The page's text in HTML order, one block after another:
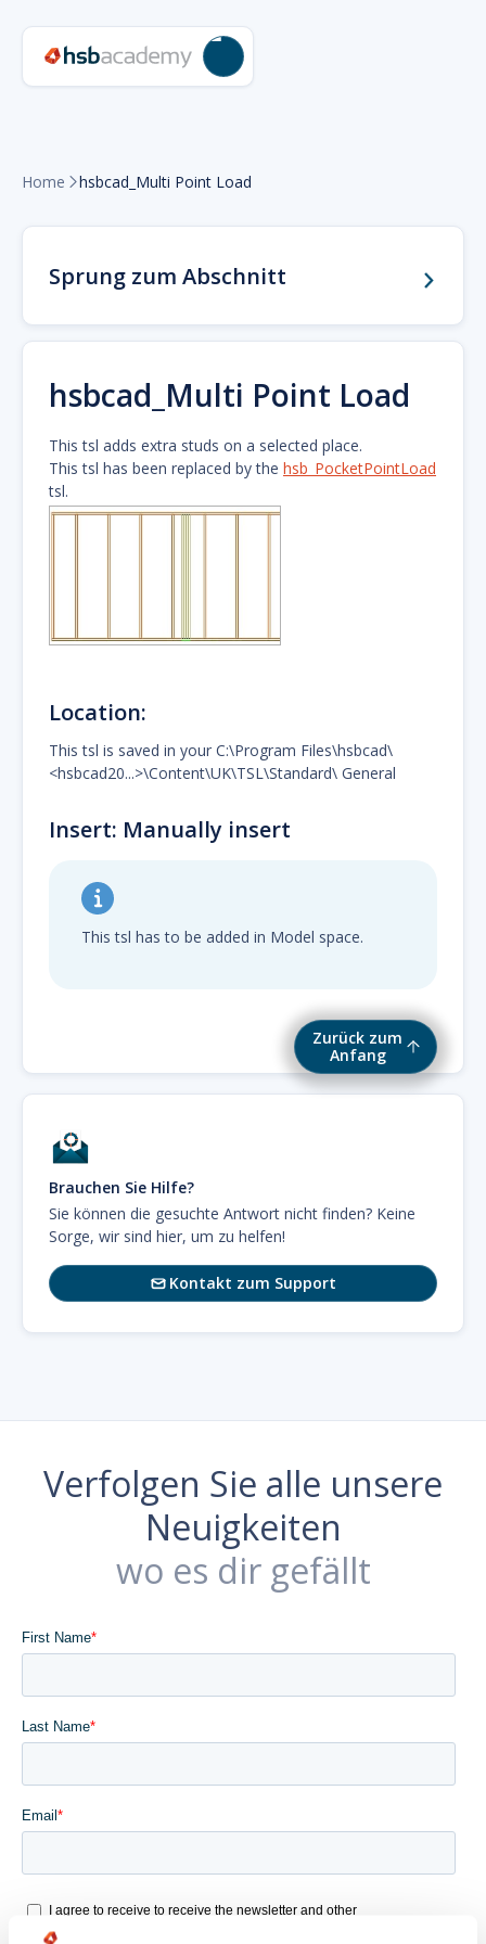
Zurück zum
Anfang
Home hsbcad_Multi Point Load
Sprung zum Abschnitt
hsbcad_Multi Point Load
This tsl adds extra studs on a selected place.
This tsl has been replaced by the hsb_PocketPointLoad
tsl.
Location:
This tsl is saved in your C:\Program Files\hsbcad\
<hsbcad20...>\Content\UK\TSL\Standard\ General
Insert: Manually insert
This tsl has to be added in Model space.
Brauchen Sie Hilfe?
Sie können die gesuchte Antwort nicht finden? Keine
Sorge, wir sind hier, um zu helfen!
Kontakt zum Support
Verfolgen Sie alle unsere
Neuigkeiten
wo es dir gefällt